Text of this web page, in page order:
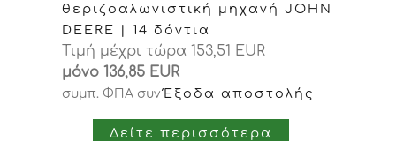
θεριζοαλωνιστική μηχανή JOHN
DEERE | 14 δόντια
Τιμή μέχρι τώρα 153,51 EUR
μόνο 136,85 EUR
συμπ. ΦΠΑ συνΈξοδα αποστολής
Δείτε περισσότερα